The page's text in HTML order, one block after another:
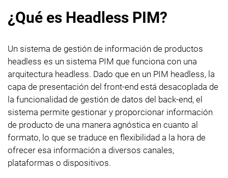
¿Qué es Headless PIM?
Un sistema de gestión de información de productos
headless es un sistema PIM que funciona con una
arquitectura headless. Dado que en un PIM headless, la
capa de presentación del front-end está desacoplada de
la funcionalidad de gestión de datos del back-end, el
sistema permite gestionar y proporcionar información
de producto de una manera agnóstica en cuanto al
formato, lo que se traduce en flexibilidad a la hora de
ofrecer esa información a diversos canales,
plataformas o dispositivos.